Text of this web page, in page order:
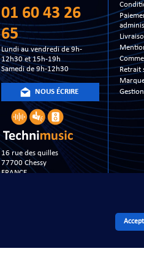
01 60 43 26
65
Lundi au vendredi de 9h-
12h30 et 15h-19h
Samedi de 9h-12h30
NOUS ÉCRIRE
16 rue des quilles
77700 Chessy
FRANCE
Retrait
Copyright 2013- 2026